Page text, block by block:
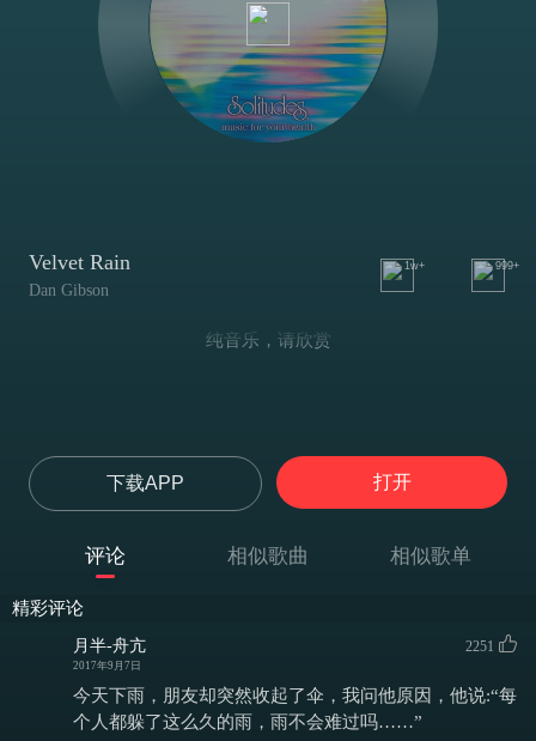
Velvet Rain
Dan Gibson
1w+ 999+
纯音乐，请欣赏
下载APP 打开
评论 相似歌曲 相似歌单
精彩评论
月半-舟亢
2017年9月7日
2251
今天下雨，朋友却突然收起了伞，我问他原因，他说:“每
个人都躲了这么久的雨，雨不会难过吗……”